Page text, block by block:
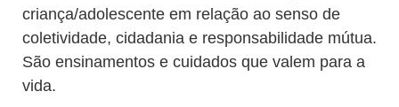
criança/adolescente em relação ao senso de
coletividade, cidadania e responsabilidade mútua.
São ensinamentos e cuidados que valem para a
vida.